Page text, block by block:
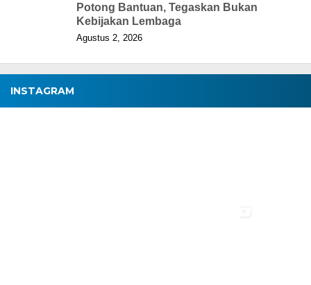
Potong Bantuan, Tegaskan Bukan
Kebijakan Lembaga
Agustus 2, 2026
INSTAGRAM